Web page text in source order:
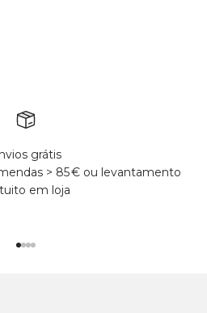
grátis
> 85 € ou levantamento
em loja